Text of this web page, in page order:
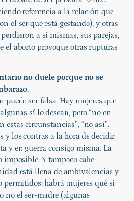
referencia a la relación que
el ser que está gestando), y otras
a si mismas, sus parejas,
el aborto provoque otras rupturas
no duele porque no se
puede ser falsa. Hay mujeres que
sí lo desean, pero “no en
estas circunstancias”, “no así”.
y los contras a la hora de decidir
y en guerra consigo misma. La
imposible. Y tampoco cabe
está llena de ambivalencias y
permitidos: habrá mujeres qué sí
no el ser-madre (algunas